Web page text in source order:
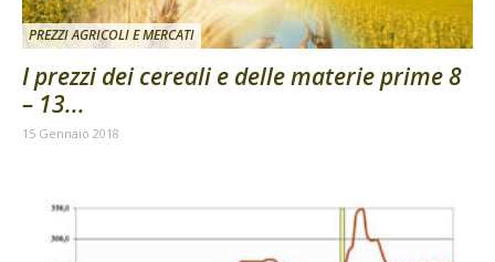
PREZZI AGRICOLI E MERCATI
I prezzi dei cereali e delle materie prime 8
– 13...
15 Gennaio 2018